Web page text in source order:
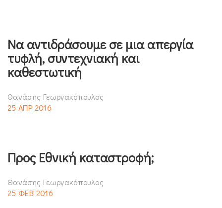
Να αντιδράσουμε σε μια απεργία
τυφλή, συντεχνιακή και
καθεστωτική
Θανάσης Γεωργακόπουλος
25 ΑΠΡ 2016
Προς Εθνική καταστροφή;
Θανάσης Γεωργακόπουλος
25 ΦΕΒ 2016